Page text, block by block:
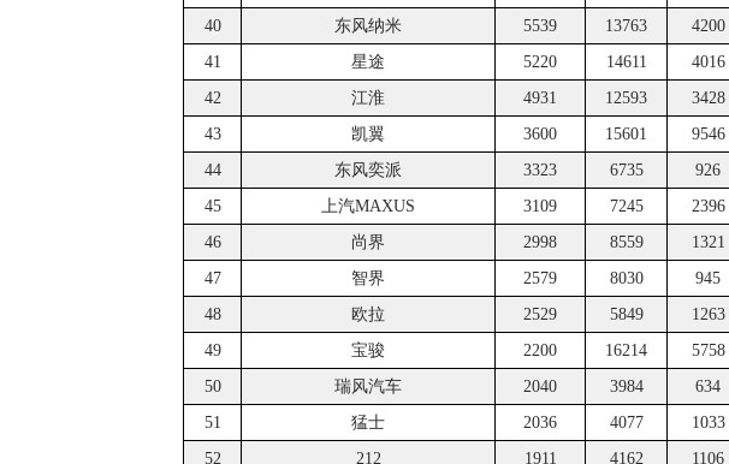
40
东风纳米 5539 13763 4200
41
星途 5220 14611 4016
42
江淮 4931 12593 3428
43
凯翼 3600 15601 9546
44
东风奕派 3323 6735 926
45
上汽MAXUS 3109 7245 2396
46
尚界 2998 8559 1321
47
智界 2579 8030 945
48
欧拉 2529 5849 1263
49
宝骏 2200 16214 5758
50
瑞风汽车 2040 3984 634
51
猛士 2036 4077 1033
52
212 1911 4162 1106